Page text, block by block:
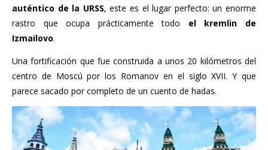
auténtico de la URSS, este es el lugar perfecto: un enorme
rastro que ocupa prácticamente todo el kremlin de
Izmailovo.
Una fortificación que fue construida a unos 20 kilómetros del
centro de Moscú por los Romanov en el siglo XVII. Y que
parece sacado por completo de un cuento de hadas.